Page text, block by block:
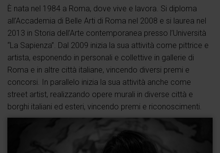
È nata nel 1984 a Roma, dove vive e lavora. Si diploma
all’Accademia di Belle Arti di Roma nel 2008 e si laurea nel
2013 in Storia dell’Arte contemporanea presso l’Università
“La Sapienza”. Dal 2009 inizia la sua attività come pittrice e
artista, esponendo in personali e collettive in gallerie di
Roma e in altre città italiane, vincendo diversi premi e
concorsi. In parallelo inizia la sua attività anche come
street artist, realizzando opere murali in diverse città e
borghi italiani ed esteri, vincendo premi e riconoscimenti.